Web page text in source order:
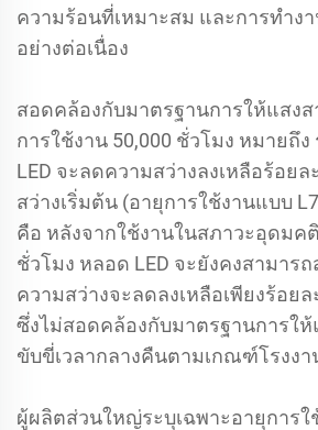
ความร้อนที่เหมาะสม และการทำง
อย่างต่อเนื่อง
สอดคล้องกับมาตรฐานการให้แสงส
การใช้งาน 50,000 ชั่วโมง หมายถึง
LED จะลดความสว่างลงเหลือร้อยล
สว่างเริ่มต้น (อายุการใช้งานแบบ
คือ หลังจากใช้งานในสภาวะอุดมคติ
ชั่วโมง หลอด LED จะยังคงสามาร
ความสว่างจะลดลงเหลือเพียงร้อย
ซึ่งไม่สอดคล้องกับมาตรฐานการให้
ขับขี่เวลากลางคืนตามเกณฑ์โรงง
ผู้ผลิตส่วนใหญ่ระบุเฉพาะอายุการใ